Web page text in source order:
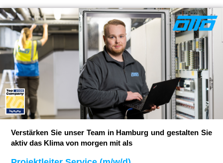
Verstärken Sie unser Team in Hamburg und gestalten Sie
aktiv das Klima von morgen mit als